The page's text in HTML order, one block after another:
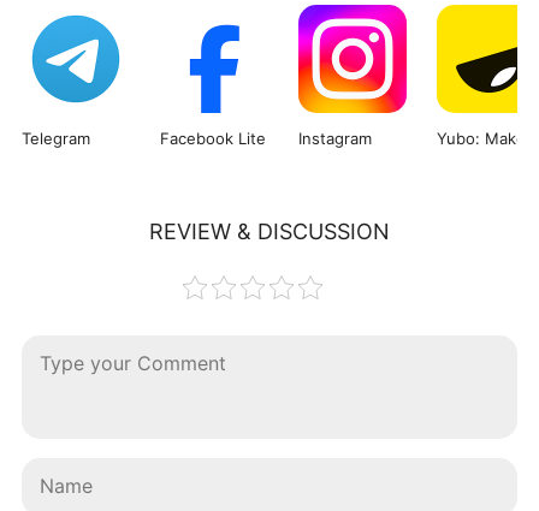
Telegram Facebook Lite Instagram
REVIEW & DISCUSSION